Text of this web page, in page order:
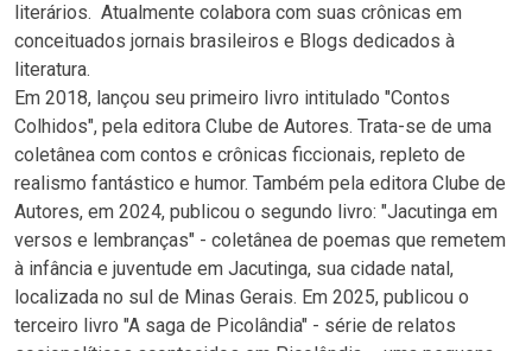
literários. Atualmente colabora com suas crônicas em
conceituados jornais brasileiros e Blogs dedicados à
literatura.
Em 2018, lançou seu primeiro livro intitulado "Contos
Colhidos", pela editora Clube de Autores. Trata-se de uma
coletânea com contos e crônicas ficcionais, repleto de
realismo fantástico e humor. Também pela editora Clube de
Autores, em 2024, publicou o segundo livro: "Jacutinga em
versos e lembranças" - coletânea de poemas que remetem
à infância e juventude em Jacutinga, sua cidade natal,
localizada no sul de Minas Gerais. Em 2025, publicou o
terceiro livro "A saga de Picolândia" - série de relatos